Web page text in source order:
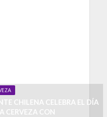
CHILENA CELEBRA EL DÍA
CERVEZA CON